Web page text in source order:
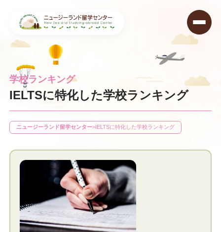
IELTSに特化した学校ランキング
学校ランキング
ニュージーランド留学センター>IELTSに特化した学校ランキング